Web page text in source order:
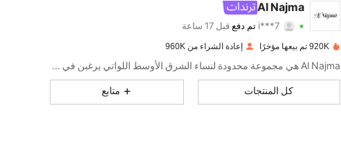
Al Najma
4.91
5.9K
i***7 تم دفع قبل 17 ساعة
4.91
5.9K
920K تم بيعها مؤخرًا إعادة الشراء من 960K
Al Najma هي مجموعة محدودة لنساء الشرق الأوسط اللواتي يرغبن في الجمع بين التألق المتواضع والموديل الحديث
كل المنتجات متابع